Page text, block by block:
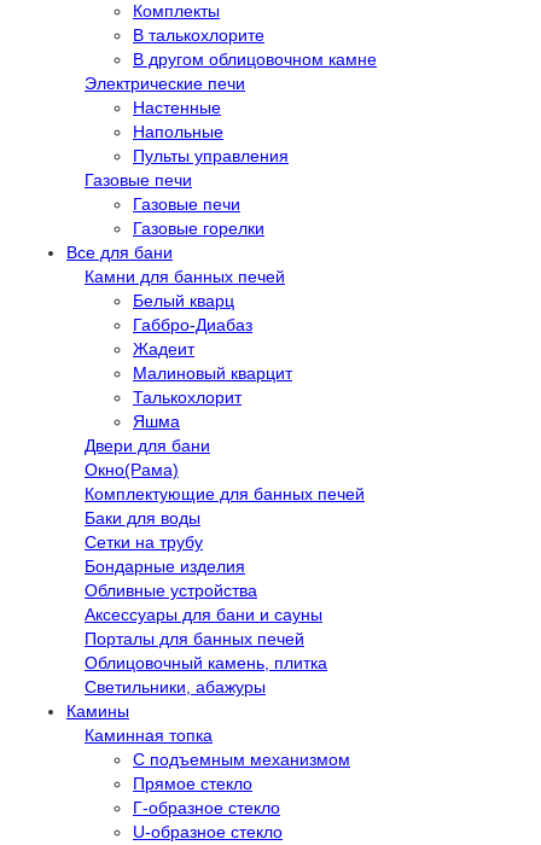
Комплекты
В талькохлорите
В другом облицовочном камне
Электрические печи
Настенные
Напольные
Пульты управления
Газовые печи
Газовые печи
Газовые горелки
Все для бани
Камни для банных печей
Белый кварц
Габбро-Диабаз
Жадеит
Малиновый кварцит
Талькохлорит
Яшма
Двери для бани
Окно(Рама)
Комплектующие для банных печей
Баки для воды
Сетки на трубу
Бондарные изделия
Обливные устройства
Аксессуары для бани и сауны
Порталы для банных печей
Облицовочный камень, плитка
Светильники, абажуры
Камины
Каминная топка
С подъемным механизмом
Прямое стекло
Г-образное стекло
U-образное стекло